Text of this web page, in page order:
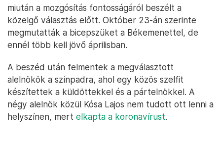
miután a mozgósítás fontosságáról beszélt a
közelgő választás előtt. Október 23-án szerinte
megmutatták a bicepszüket a Békemenettel, de
ennél több kell jövő áprilisban.
A beszéd után felmentek a megválasztott
alelnökök a színpadra, ahol egy közös szelfit
készítettek a küldöttekkel és a pártelnökkel. A
négy alelnök közül Kósa Lajos nem tudott ott lenni a
helyszínen, mert elkapta a koronavírust.